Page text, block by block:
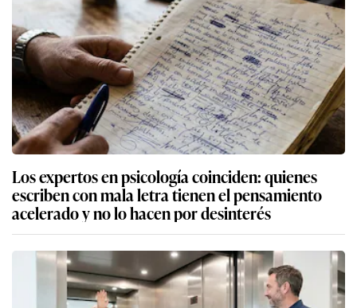
Los expertos en psicología coinciden: quienes
escriben con mala letra tienen el pensamiento
acelerado y no lo hacen por desinterés